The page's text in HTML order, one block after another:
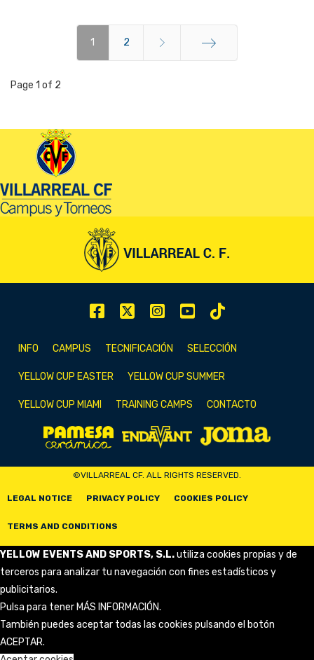
1 2
Page 1 of 2
INFO CAMPUS TECNIFICACIÓN SELECCIÓN
YELLOW CUP EASTER YELLOW CUP SUMMER
YELLOW CUP MIAMI TRAINING CAMPS CONTACTO
©VILLARREAL CF. ALL RIGHTS RESERVED.
LEGAL NOTICE PRIVACY POLICY COOKIES POLICY
TERMS AND CONDITIONS
YELLOW EVENTS AND SPORTS, S.L.utiliza cookies propias y de
terceros para analizar tu navegación con fines estadísticos y
publicitarios.
Pulsa para tener MÁS INFORMACIÓN.
También puedes aceptar todas las cookies pulsando el botón
ACEPTAR.